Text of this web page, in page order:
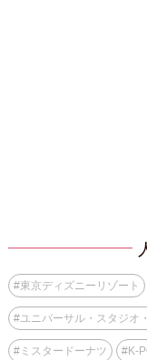
#東京ディズニーリゾート
#ユニバーサル・スタジオ
#ミスタードーナツ #K-